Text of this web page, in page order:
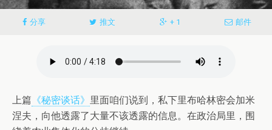
分享 推文 + 1 邮件
上篇 《秘密谈话》 里面咱们说到，私下里布哈林密会加米
涅夫，向他透露了大量不该透露的信息。在政治局里，围